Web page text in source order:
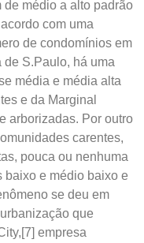
médio a alto padrão
com uma
de condomínios em
S.Paulo, há uma
média e média alta
e da Marginal
arborizadas. Por outro
carentes,
pouca ou nenhuma
baixo e médio baixo e
se deu em
que
empresa